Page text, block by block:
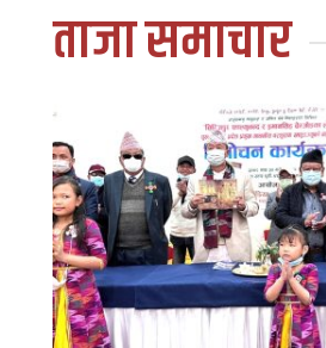
ताजा समाचार